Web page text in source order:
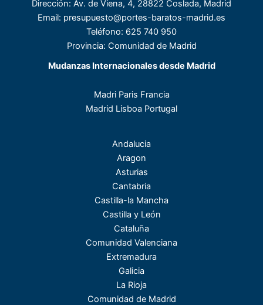
Dirección: Av. de Viena, 4, 28822 Coslada, Madrid
Email: presupuesto@portes-baratos-madrid.es
Teléfono: 625 740 950
Provincia: Comunidad de Madrid
Mudanzas Internacionales desde Madrid
Madri Paris Francia
Madrid Lisboa Portugal
Andalucia
Aragon
Asturias
Cantabria
Castilla-la Mancha
Castilla y León
Cataluña
Comunidad Valenciana
Extremadura
Galicia
La Rioja
Comunidad de Madrid